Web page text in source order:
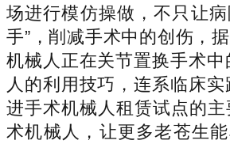
场进行模仿操做，不只让
手”，削减手术中的创伤，
机械人正在关节置换手术
人的利用技巧，连系临床
进手术机械人租赁试点的
术机械人，让更多老苍生